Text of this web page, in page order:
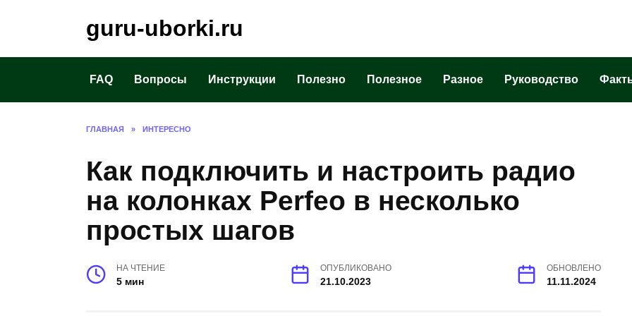
guru-uborki.ru
FAQ Вопросы Инструкции Полезно Полезное Разное Руководство
ГЛАВНАЯ » ИНТЕРЕСНО
Как подключить и настроить радио
на колонках Perfeo в несколько
простых шагов
НА ЧТЕНИЕ
5 мин
ОПУБЛИКОВАНО
21.10.2023
ОБНОВЛЕНО
11.11.2024